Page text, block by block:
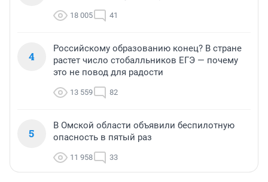
18 005 41
4
Российскому образованию конец? В стране
растет число стобалльников ЕГЭ — почему
это не повод для радости
13 559 82
5
В Омской области объявили беспилотную
опасность в пятый раз
11 958 33